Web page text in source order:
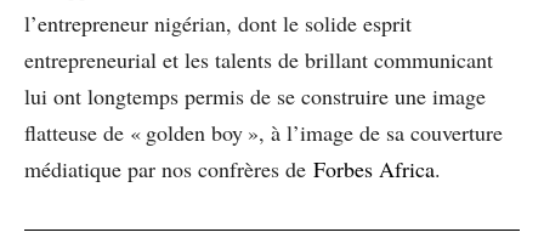
l’entrepreneur nigérian, dont le solide esprit
entrepreneurial et les talents de brillant communicant
lui ont longtemps permis de se construire une image
flatteuse de « golden boy », à l’image de sa couverture
médiatique par nos confrères de Forbes Africa.